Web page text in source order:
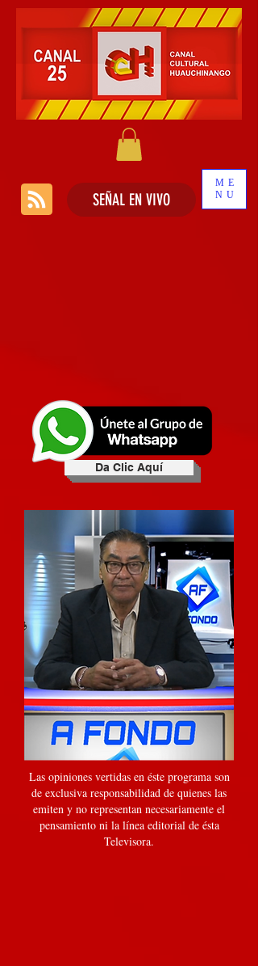
ME
NU
SEÑAL EN VIVO
Da Clic Aquí
Las opiniones vertidas en éste programa son
de exclusiva responsabilidad de quienes las
emiten y no representan necesariamente el
pensamiento ni la línea editorial de ésta
Televisora.